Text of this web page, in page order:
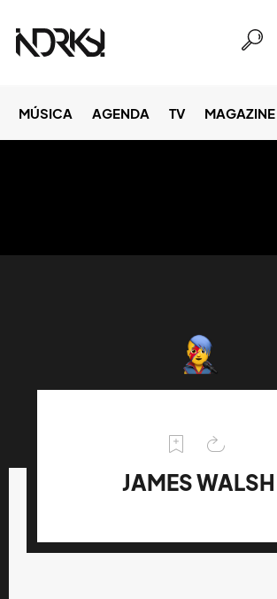
MÚSICA AGENDA TV MAGAZINE
JAMES WALSH